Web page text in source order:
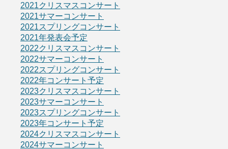
2021クリスマスコンサート
2021サマーコンサート
2021スプリングコンサート
2021年発表会予定
2022クリスマスコンサート
2022サマーコンサート
2022スプリングコンサート
2022年コンサート予定
2023クリスマスコンサート
2023サマーコンサート
2023スプリングコンサート
2023年コンサート予定
2024クリスマスコンサート
2024サマーコンサート